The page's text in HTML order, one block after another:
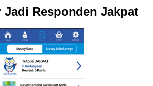
Jadi Responden Jakpat